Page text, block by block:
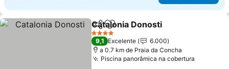
PartilharAdicionar aos favoritos
Catalonia Donosti
4 Estrelas
9,1 Excelente
6.000
a 0.7 km de Praia da Concha
Piscina panorâmica na cobertura